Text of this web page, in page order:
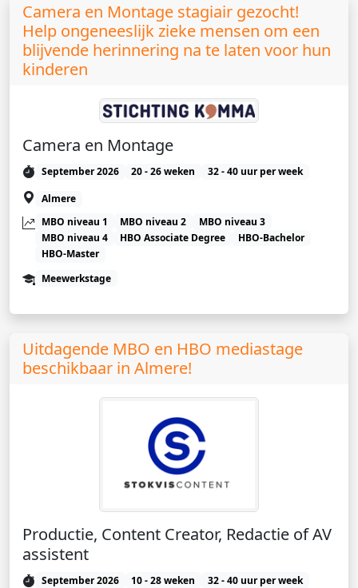
Camera en Montage stagiair gezocht!
Help ongeneeslijk zieke mensen om een
blijvende herinnering na te laten voor hun
kinderen
Camera en Montage
September 2026 20 - 26 weken
32 - 40 uur per week
Almere
MBO niveau 1
MBO niveau 2
MBO niveau 3
MBO niveau 4
HBO Associate Degree
HBO-Bachelor
HBO-Master
Meewerkstage
Uitdagende MBO en HBO mediastage
beschikbaar in Almere!
Productie, Content Creator, Redactie of AV
assistent
September 2026 10 - 28 weken
32 - 40 uur per week